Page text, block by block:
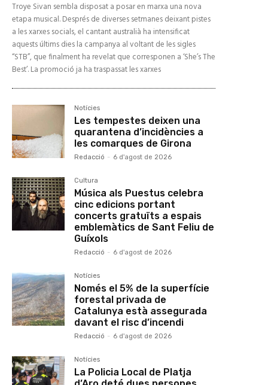
Troye Sivan sembla disposat a posar en marxa una nova
etapa musical. Després de diverses setmanes deixant pistes
a les xarxes socials, el cantant australià ha intensificat
aquests últims dies la campanya al voltant de les sigles
“STB”, que finalment ha revelat que corresponen a ‘She’s The
Best’. La promoció ja ha traspassat les xarxes
Notícies
Les tempestes deixen una
quarantena d’incidències a
les comarques de Girona
Redacció - 6 d'agost de 2026
Cultura
Música als Puestus celebra
cinc edicions portant
concerts gratuïts a espais
emblemàtics de Sant Feliu de
Guíxols
Redacció - 6 d'agost de 2026
Notícies
Només el 5% de la superfície
forestal privada de
Catalunya està assegurada
davant el risc d’incendi
Redacció - 6 d'agost de 2026
Notícies
La Policia Local de Platja